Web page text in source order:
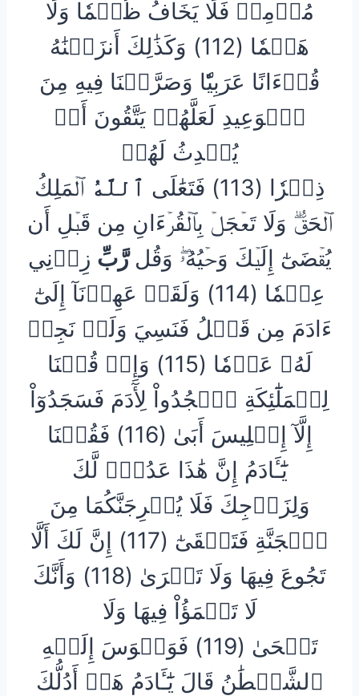
مُؤۡمِنٞ فَلَا يَخَافُ ظُلۡمٗا وَلَا
هَضۡمٗا (112) وَكَذَٰلِكَ أَنزَلۡنَٰهُ
قُرۡءَانًا عَرَبِيّٗا وَصَرَّفۡنَا فِيهِ مِنَ
ٱلۡوَعِيدِ لَعَلَّهُمۡ يَتَّقُونَ أَوۡ
يُحۡدِثُ لَهُمۡ
ذِكۡرٗا (113) فَتَعَٰلَى
ٱللَّهُ ٱلۡمَلِكُ
ٱلۡحَقُّۗ وَلَا تَعۡجَلۡ بِٱلۡقُرۡءَانِ مِن قَبۡلِ أَن
يُقۡضَىٰٓ إِلَيۡكَ وَحۡيُهُۥۖ وَقُل رَّبِّ زِدۡنِي
عِلۡمٗا (114) وَلَقَدۡ عَهِدۡنَآ إِلَىٰٓ
ءَادَمَ مِن قَبۡلُ فَنَسِيَ وَلَمۡ نَجِدۡ
لَهُۥ عَزۡمٗا (115) وَإِذۡ قُلۡنَا
لِلۡمَلَٰٓئِكَةِ ٱسۡجُدُواْ لِأٓدَمَ فَسَجَدُوٓاْ
إِلَّآ إِبۡلِيسَ أَبَىٰ (116) فَقُلۡنَا
يَٰٓـَٔادَمُ إِنَّ هَٰذَا عَدُوّٞ لَّكَ
وَلِزَوۡجِكَ فَلَا يُخۡرِجَنَّكُمَا مِنَ
ٱلۡجَنَّةِ فَتَشۡقَىٰٓ (117) إِنَّ لَكَ أَلَّا
تَجُوعَ فِيهَا وَلَا تَعۡرَىٰ (118) وَأَنَّكَ
لَا تَظۡمَؤُاْ فِيهَا وَلَا
تَضۡحَىٰ (119) فَوَسۡوَسَ إِلَيۡهِ
ٱلشَّيۡطَٰنُ قَالَ يَٰٓـَٔادَمُ هَلۡ أَدُلُّكَ